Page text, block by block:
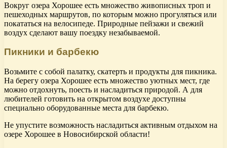
Вокруг озера Хорошее есть множество живописных троп и
пешеходных маршрутов, по которым можно прогуляться или
покататься на велосипеде. Природные пейзажи и свежий
воздух сделают вашу поездку незабываемой.
Пикники и барбекю
Возьмите с собой палатку, скатерть и продукты для пикника.
На берегу озера Хорошее есть множество уютных мест, где
можно отдохнуть, поесть и насладиться природой. А для
любителей готовить на открытом воздухе доступны
специально оборудованные места для барбекю.
Не упустите возможность насладиться активным отдыхом на
озере Хорошее в Новосибирской области!